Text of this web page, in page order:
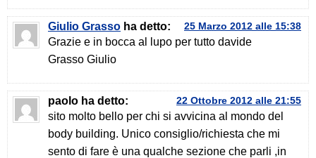
Giulio Grasso ha detto: 25 Marzo 2012 alle 15:38
Grazie e in bocca al lupo per tutto davide
Grasso Giulio
paolo ha detto: 22 Ottobre 2012 alle 21:55
sito molto bello per chi si avvicina al mondo del
body building. Unico consiglio/richiesta che mi
sento di fare è una qualche sezione che parli ,in